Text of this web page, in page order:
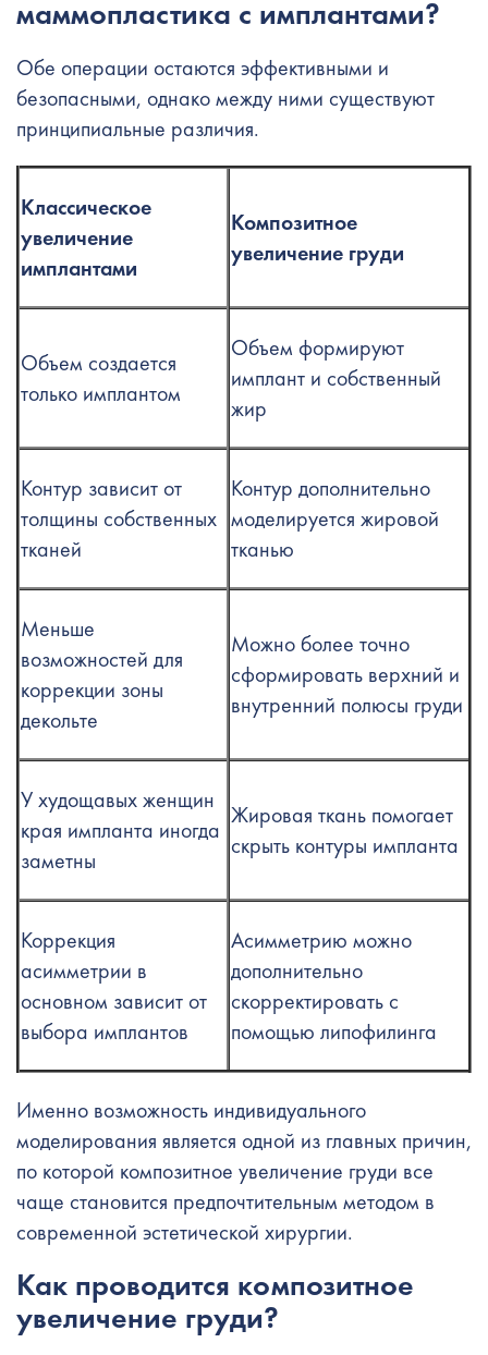
маммопластика с имплантами?
Обе операции остаются эффективными и
безопасными, однако между ними существуют
принципиальные различия.
Классическое
увеличение
имплантами
Композитное
увеличение груди
Объем создается
только имплантом
Объем формируют
имплант и собственный
жир
Контур зависит от
толщины собственных
тканей
Контур дополнительно
моделируется жировой
тканью
Меньше
возможностей для
коррекции зоны
декольте
Можно более точно
сформировать верхний и
внутренний полюсы груди
У худощавых женщин
края импланта иногда
заметны
Жировая ткань помогает
скрыть контуры импланта
Коррекция
асимметрии в
основном зависит от
выбора имплантов
Асимметрию можно
дополнительно
скорректировать с
помощью липофилинга
Именно возможность индивидуального
моделирования является одной из главных причин,
по которой композитное увеличение груди все
чаще становится предпочтительным методом в
современной эстетической хирургии.
Как проводится композитное
увеличение груди?